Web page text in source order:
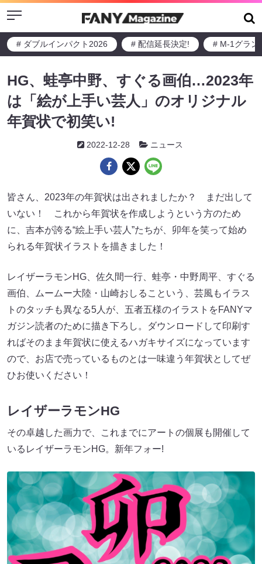
Menu
# ダブルインパクト2026 # 配信延長決定! # M-1グラン
HG、蛙亭中野、すぐる画伯…2023年
は「絵が上手い芸人」のオリジナル
年賀状で初笑い!
2022-12-28 ニュース
皆さん、2023年の年賀状は出されましたか？ まだ出して
いない！ これから年賀状を作成しようという方のため
に、吉本が誇る“絵上手い芸人”たちが、卯年を笑って始め
られる年賀状イラストを描きました！
レイザーラモンHG、佐久間一行、蛙亭・中野周平、すぐる
画伯、ムームー大陸・山崎おしるこという、芸風もイラス
トのタッチも異なる5人が、五者五様のイラストをFANYマ
ガジン読者のために描き下ろし。ダウンロードして印刷す
ればそのまま年賀状に使えるハガキサイズになっています
ので、お店で売っているものとは一味違う年賀状としてぜ
ひお使いください！
レイザーラモンHG
その卓越した画力で、これまでにアートの個展も開催して
いるレイザーラモンHG。新年フォー!